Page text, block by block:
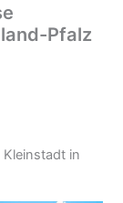
Pfalz
in